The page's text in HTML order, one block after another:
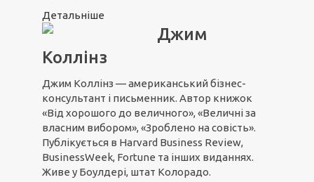
Детальніше
Джим
Коллінз
Джим Коллінз — американський бізнес-
консультант і письменник. Автор книжок
«Від хорошого до величного», «Величні за
власним вибором», «Зроблено на совість».
Публікується в Harvard Business Review,
BusinessWeek, Fortune та інших виданнях.
Живе у Боулдері, штат Колорадо.